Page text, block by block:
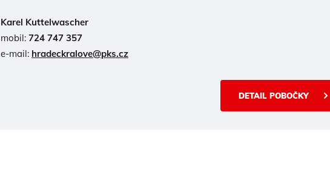
Karel Kuttelwascher
mobil: 724 747 357
e-mail: hradeckralove@pks.cz
DETAIL POBOČKY